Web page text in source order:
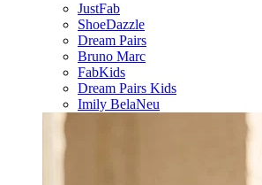
JustFab
ShoeDazzle
Dream Pairs
Bruno Marc
FabKids
Dream Pairs Kids
Imily BelaNeu